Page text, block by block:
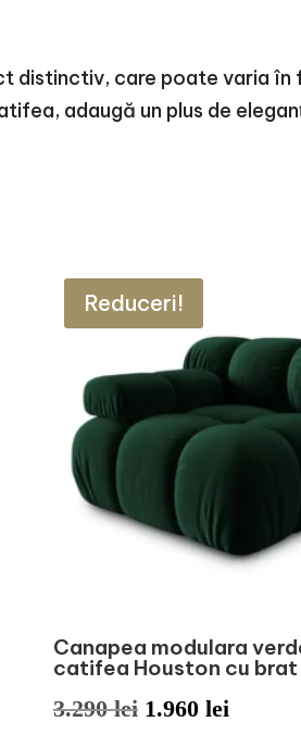
distinctiv, care poate varia în
adaugă un plus de
Reduceri!
Canapea modulara
catifea Houston cu brat
3.290lei Prețul
1.960 leiPrețul